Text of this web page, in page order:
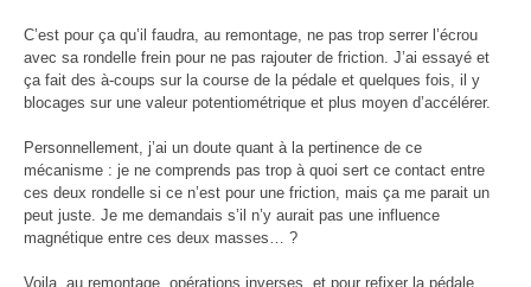
C’est pour ça qu’il faudra, au remontage, ne pas trop serrer l’écrou
avec sa rondelle frein pour ne pas rajouter de friction. J’ai essayé et
ça fait des à-coups sur la course de la pédale et quelques fois, il y
blocages sur une valeur potentiométrique et plus moyen d’accélérer.
Personnellement, j’ai un doute quant à la pertinence de ce
mécanisme : je ne comprends pas trop à quoi sert ce contact entre
ces deux rondelle si ce n’est pour une friction, mais ça me parait un
peut juste. Je me demandais s’il n’y aurait pas une influence
magnétique entre ces deux masses… ?
Voila, au remontage, opérations inverses, et pour refixer la pédale